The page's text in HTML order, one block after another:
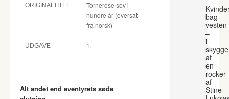
ORIGINALTITEL
Tornerose sov i
hundre år (oversat
fra norsk)
UDGAVE 1.
Alt andet end eventyrets søde
bag
vesten
–
i
af
en
rocker
af
Stine